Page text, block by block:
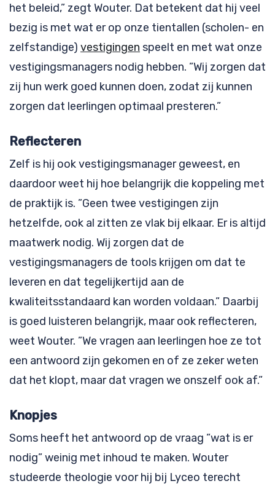
het beleid,” zegt Wouter. Dat betekent dat hij veel
bezig is met wat er op onze tientallen (scholen- en
zelfstandige) vestigingen speelt en met wat onze
vestigingsmanagers nodig hebben. ”Wij zorgen dat
zij hun werk goed kunnen doen, zodat zij kunnen
zorgen dat leerlingen optimaal presteren.”
Reflecteren
Zelf is hij ook vestigingsmanager geweest, en
daardoor weet hij hoe belangrijk die koppeling met
de praktijk is. ”Geen twee vestigingen zijn
hetzelfde, ook al zitten ze vlak bij elkaar. Er is altijd
maatwerk nodig. Wij zorgen dat de
vestigingsmanagers de tools krijgen om dat te
leveren en dat tegelijkertijd aan de
kwaliteitsstandaard kan worden voldaan.” Daarbij
is goed luisteren belangrijk, maar ook reflecteren,
weet Wouter. ”We vragen aan leerlingen hoe ze tot
een antwoord zijn gekomen en of ze zeker weten
dat het klopt, maar dat vragen we onszelf ook af.”
Knopjes
Soms heeft het antwoord op de vraag ”wat is er
nodig” weinig met inhoud te maken. Wouter
studeerde theologie voor hij bij Lyceo terecht